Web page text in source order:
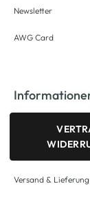
Newsletter
AWG Card
Versand & Lieferung